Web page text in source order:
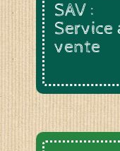
SAV :
Service
vente